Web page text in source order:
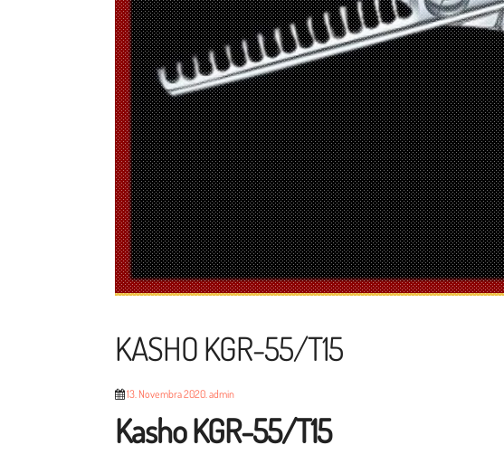
KASHO KGR-55/T15
13. Novembra 2020. admin
Kasho KGR-55/T15